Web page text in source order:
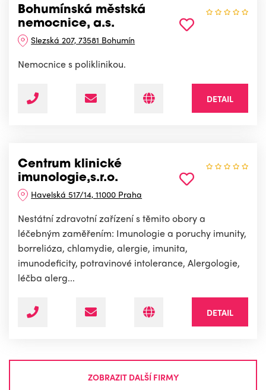
Bohumínská městská
nemocnice, a.s.
Slezská 207, 73581 Bohumín
Nemocnice s poliklinikou.
DETAIL
Centrum klinické
imunologie,s.r.o.
Havelská 517/14, 11000 Praha
Nestátní zdravotní zařízení s těmito obory a
léčebným zaměřením: Imunologie a poruchy imunity,
borrelióza, chlamydie, alergie, imunita,
imunodeficity, potravinové intolerance, Alergologie,
léčba alerg...
DETAIL
ZOBRAZIT DALŠÍ FIRMY